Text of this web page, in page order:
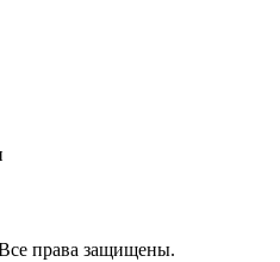
права защищены.